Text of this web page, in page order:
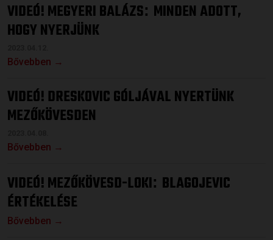
VIDEÓ! MEGYERI BALÁZS: MINDEN ADOTT,
HOGY NYERJÜNK
Bővebben →
VIDEÓ! DRESKOVIC GÓLJÁVAL NYERTÜNK
MEZŐKÖVESDEN
Bővebben →
VIDEÓ! MEZŐKÖVESD-LOKI: BLAGOJEVIC
ÉRTÉKELÉSE
Bővebben →